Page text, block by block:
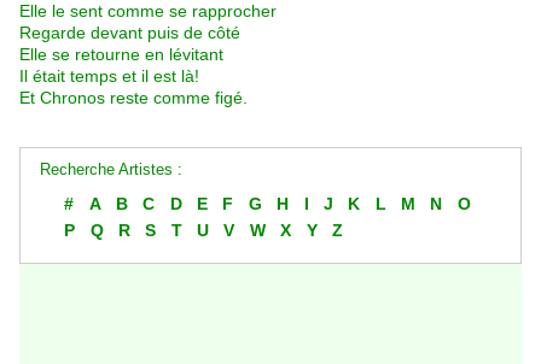
Elle le sent comme se rapprocher
Regarde devant puis de côté
Elle se retourne en lévitant
Il était temps et il est là!
Et Chronos reste comme figé.
Recherche Artistes :
# A B C D E F G H I J K L M N
O
P
Q R S T U V W X Y Z